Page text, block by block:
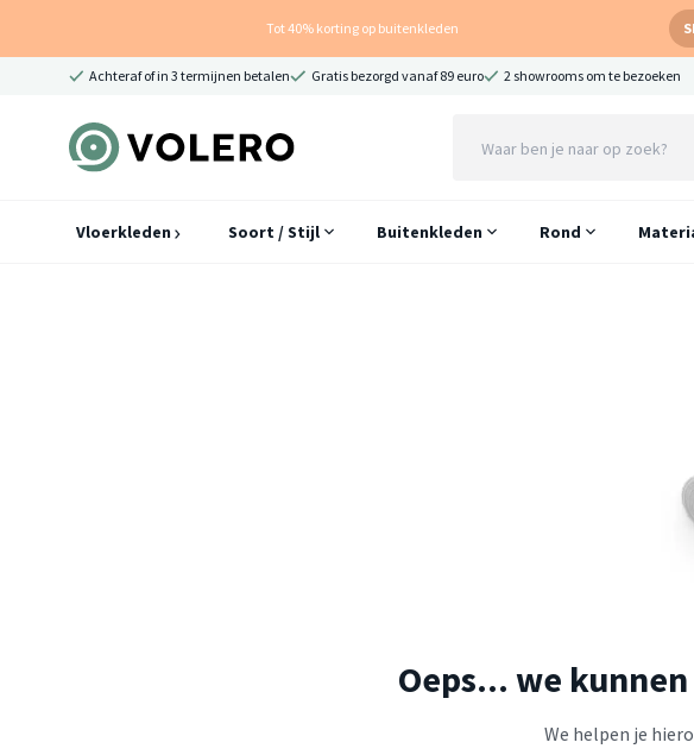
Tot 40% korting op buitenkleden
Achteraf of in 3 termijnen betalen Gratis bezorgd vanaf 89 euro 2 showrooms om te bezoeken
Vloerkleden Soort / Stijl Buitenkleden Rond
Oeps... we
We helpen je